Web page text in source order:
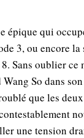
épique qui
3, ou encore
Sans oublier ce
So dans
que les
une tension